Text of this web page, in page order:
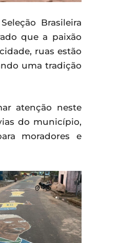
Brasileira
que a paixão
ruas estão
uma tradição
atenção neste
do município,
moradores e